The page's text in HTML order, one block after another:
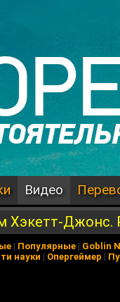
Видео
Хэкетт-Джонс.
| Популярные | Goblin
науки | Опергеймер |